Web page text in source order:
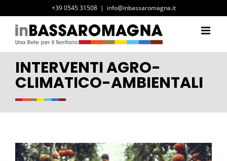
al
contenuto
+39 0545 31508 | info@inbassaromagna.it
INTERVENTI AGRO-
CLIMATICO-AMBIENTALI